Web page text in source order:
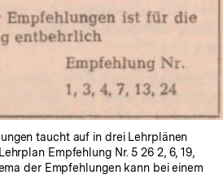
taucht auf in drei Lehrplänen
Empfehlung Nr. 5 26 2, 6, 19,
der Empfehlungen kann bei einem